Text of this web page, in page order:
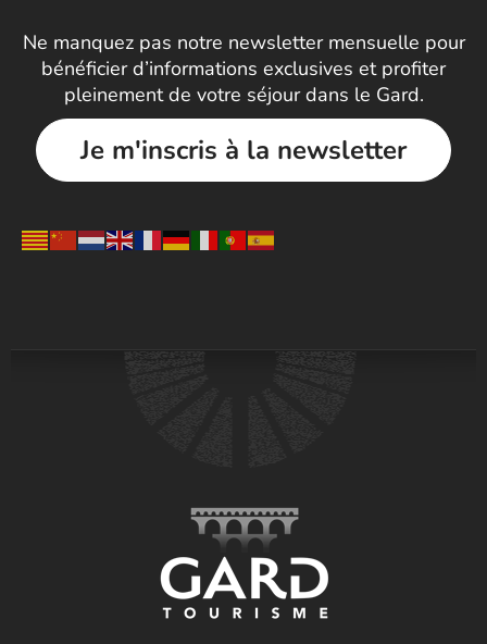
Ne manquez pas notre newsletter mensuelle pour
bénéficier d’informations exclusives et profiter
pleinement de votre séjour dans le Gard.
Je m'inscris à la newsletter